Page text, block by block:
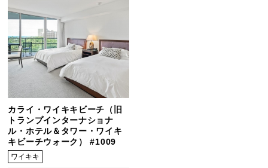
カライ・ワイキキビーチ（旧
トランプインターナショナ
ル・ホテル＆タワー・ワイキ
キビーチウォーク） #1009
ワイキキ